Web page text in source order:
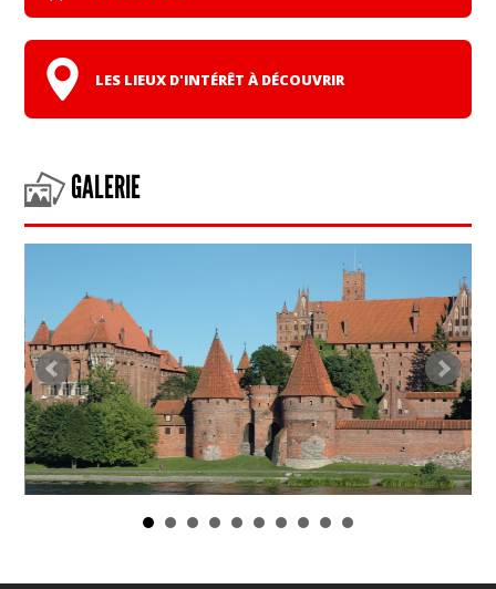
LES LIEUX D'INTÉRÊT À DÉCOUVRIR
GALERIE